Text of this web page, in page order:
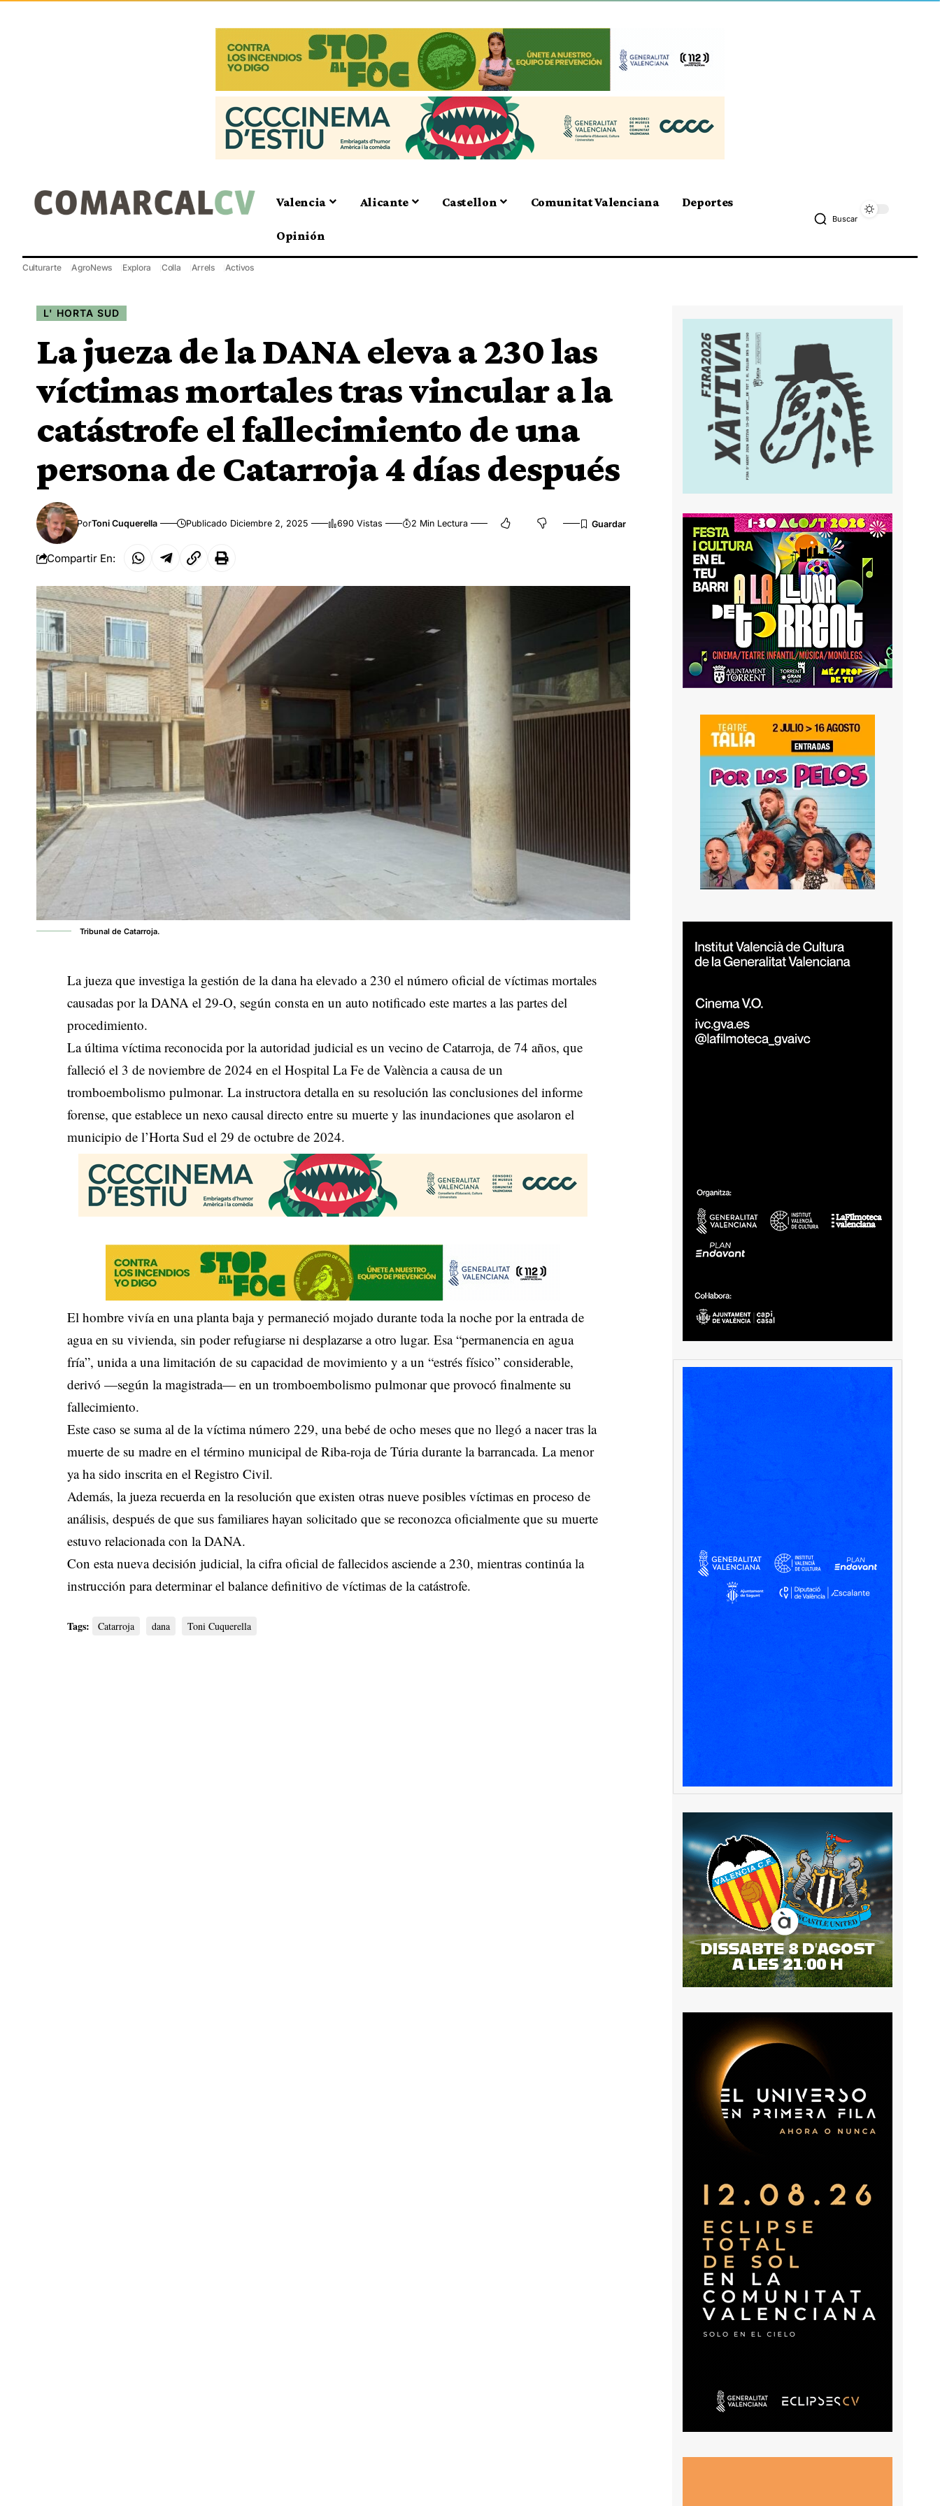
Valencia Alicante Castellon Comunitat Valenciana Deportes
Opinión
Buscar
Culturarte AgroNews Explora Colla Arrels Activos
L' HORTA SUD
La jueza de la DANA eleva a 230 las
víctimas mortales tras vincular a la
catástrofe el fallecimiento de una
persona de Catarroja 4 días después
PorToni Cuquerella Publicado Diciembre 2, 2025 690 Vistas 2 Min Lectura
Compartir En:
Tribunal de Catarroja.
La jueza que investiga la gestión de la dana ha elevado a 230 el número oficial de víctimas mortales
causadas por la DANA el 29-O, según consta en un auto notificado este martes a las partes del
procedimiento.
La última víctima reconocida por la autoridad judicial es un vecino de Catarroja, de 74 años, que
falleció el 3 de noviembre de 2024 en el Hospital La Fe de València a causa de un
tromboembolismo pulmonar. La instructora detalla en su resolución las conclusiones del informe
forense, que establece un nexo causal directo entre su muerte y las inundaciones que asolaron el
municipio de l’Horta Sud el 29 de octubre de 2024.
El hombre vivía en una planta baja y permaneció mojado durante toda la noche por la entrada de
agua en su vivienda, sin poder refugiarse ni desplazarse a otro lugar. Esa “permanencia en agua
fría”, unida a una limitación de su capacidad de movimiento y a un “estrés físico” considerable,
derivó —según la magistrada— en un tromboembolismo pulmonar que provocó finalmente su
fallecimiento.
Este caso se suma al de la víctima número 229, una bebé de ocho meses que no llegó a nacer tras la
muerte de su madre en el término municipal de Riba-roja de Túria durante la barrancada. La menor
ya ha sido inscrita en el Registro Civil.
Además, la jueza recuerda en la resolución que existen otras nueve posibles víctimas en proceso de
análisis, después de que sus familiares hayan solicitado que se reconozca oficialmente que su muerte
estuvo relacionada con la DANA.
Con esta nueva decisión judicial, la cifra oficial de fallecidos asciende a 230, mientras continúa la
instrucción para determinar el balance definitivo de víctimas de la catástrofe.
Tags: Catarroja dana Toni Cuquerella